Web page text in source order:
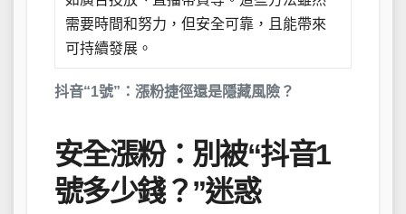
抖音“1號”：漲粉捷徑還是隱藏風險？
需要時間和努力，但安全可靠，且能帶來
可持續發展。
安全漲粉：別被“抖音1
號多少錢？”迷惑